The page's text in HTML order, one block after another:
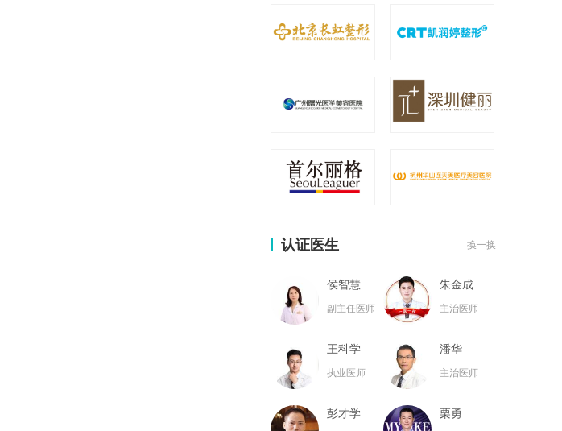
认证医生 换一换
侯智慧
副主任医师
朱金成
主治医师
王科学
执业医师
潘华
主治医师
彭才学 栗勇